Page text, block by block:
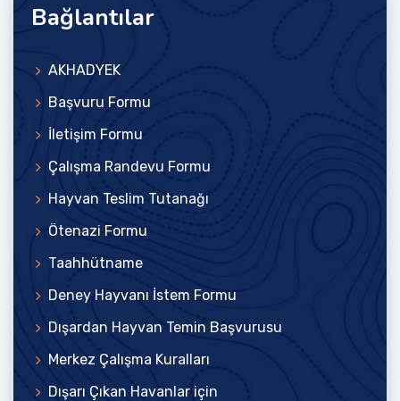
Bağlantılar
AKHADYEK
Başvuru Formu
İletişim Formu
Çalışma Randevu Formu
Hayvan Teslim Tutanağı
Ötenazi Formu
Taahhütname
Deney Hayvanı İstem Formu
Dışardan Hayvan Temin Başvurusu
Merkez Çalışma Kuralları
Dışarı Çıkan Havanlar için